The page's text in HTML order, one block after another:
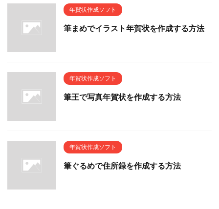
年賀状作成ソフト
筆まめでイラスト年賀状を作成する方法
年賀状作成ソフト
筆王で写真年賀状を作成する方法
年賀状作成ソフト
筆ぐるめで住所録を作成する方法